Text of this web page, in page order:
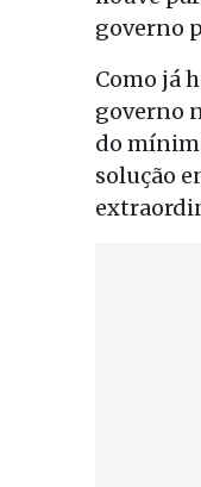
governo
Como já
governo
do
solução